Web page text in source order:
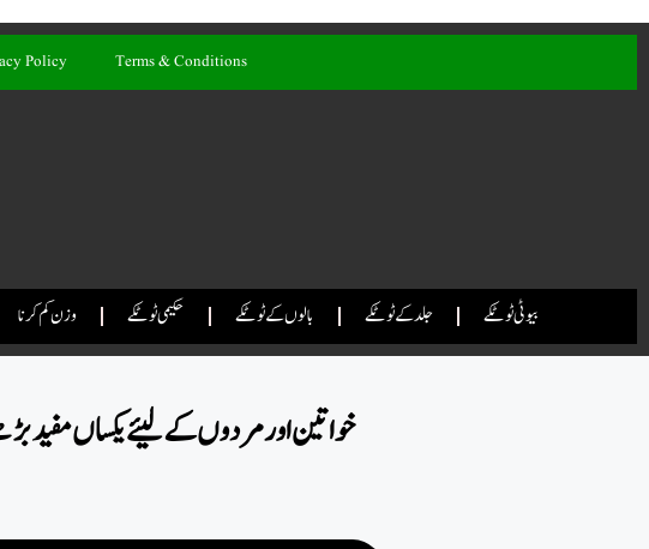
Policy Terms & Conditions
وزن کم کرنا حکیمی ٹوٹکے بالوں کے ٹوٹکے جلد کے ٹوٹکے بیوٹی ٹوٹکے
خواتین اور مردوں کے لیئے یکساں مفید